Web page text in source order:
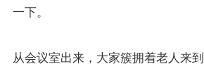
一下。
从会议室出来，大家簇拥着老人来到